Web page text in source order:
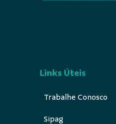
Links Úteis
Trabalhe Conosco
Sipag